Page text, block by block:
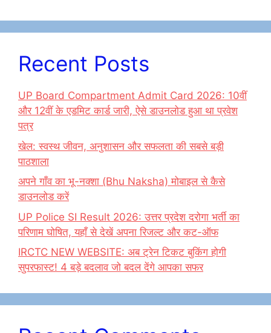
Recent Posts
UP Board Compartment Admit Card 2026: 10वीं
और 12वीं के एडमिट कार्ड जारी, ऐसे डाउनलोड हुआ था प्रवेश
पत्र
खेल: स्वस्थ जीवन, अनुशासन और सफलता की सबसे बड़ी
पाठशाला
अपने गाँव का भू-नक्शा (Bhu Naksha) मोबाइल से कैसे
डाउनलोड करें
UP Police SI Result 2026: उत्तर प्रदेश दरोगा भर्ती का
परिणाम घोषित, यहाँ से देखें अपना रिजल्ट और कट-ऑफ
IRCTC NEW WEBSITE: अब ट्रेन टिकट बुकिंग होगी
सुपरफास्ट! 4 बड़े बदलाव जो बदल देंगे आपका सफर